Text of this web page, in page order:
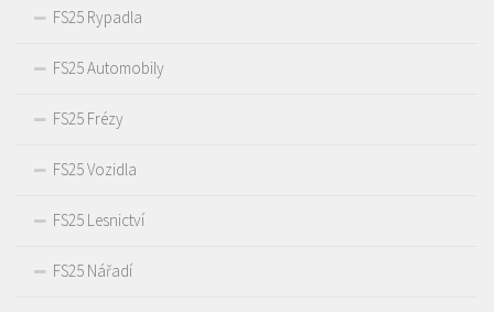
FS25 Rypadla
FS25 Automobily
FS25 Frézy
FS25 Vozidla
FS25 Lesnictví
FS25 Nářadí